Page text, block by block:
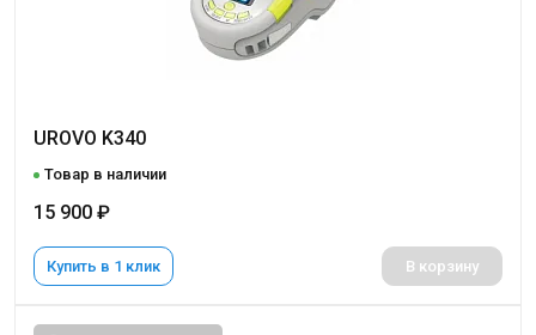
UROVO K340
Товар в наличии
15 900 ₽
Купить в 1 клик В корзину